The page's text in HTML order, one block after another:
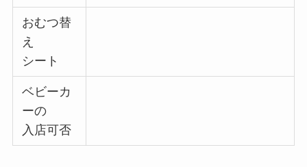
おむつ替
え
シート
ベビーカ
ーの
入店可否